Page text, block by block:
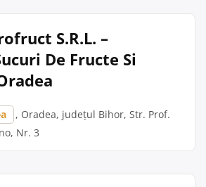
S.R.L. –
De Fructe Si
, Oradea, județul Bihor, Str. Prof.
Nr. 3